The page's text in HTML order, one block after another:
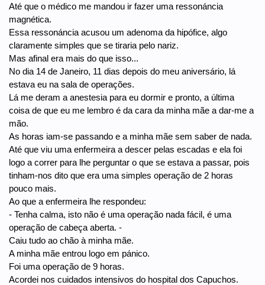
Até que o médico me mandou ir fazer uma ressonáncia
magnética.
Essa ressonáncia acusou um adenoma da hipófice, algo
claramente simples que se tiraria pelo nariz.
Mas afinal era mais do que isso...
No dia 14 de Janeiro, 11 dias depois do meu aniversário, lá
estava eu na sala de operações.
Lá me deram a anestesia para eu dormir e pronto, a última
coisa de que eu me lembro é da cara da minha mãe a dar-me a
mão.
As horas iam-se passando e a minha mãe sem saber de nada.
Até que viu uma enfermeira a descer pelas escadas e ela foi
logo a correr para lhe perguntar o que se estava a passar, pois
tinham-nos dito que era uma simples operação de 2 horas
pouco mais.
Ao que a enfermeira lhe respondeu:
- Tenha calma, isto não é uma operação nada fácil, é uma
operação de cabeça aberta. -
Caiu tudo ao chão à minha mãe.
A minha mãe entrou logo em pánico.
Foi uma operação de 9 horas.
Acordei nos cuidados intensivos do hospital dos Capuchos.